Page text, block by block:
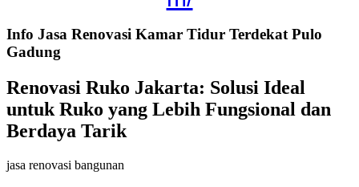
Info Jasa Renovasi Kamar Tidur Terdekat Pulo
Gadung
Renovasi Ruko Jakarta: Solusi Ideal
untuk Ruko yang Lebih Fungsional dan
Berdaya Tarik
jasa renovasi bangunan